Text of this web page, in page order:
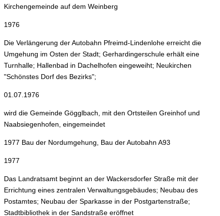
Kirchengemeinde auf dem Weinberg
1976
Die Verlängerung der Autobahn Pfreimd-Lindenlohe erreicht die
Umgehung im Osten der Stadt; Gerhardingerschule erhält eine
Turnhalle; Hallenbad in Dachelhofen eingeweiht; Neukirchen
"Schönstes Dorf des Bezirks";
01.07.1976
wird die Gemeinde Gögglbach, mit den Ortsteilen Greinhof und
Naabsiegenhofen, eingemeindet
1977 Bau der Nordumgehung, Bau der Autobahn A93
1977
Das Landratsamt beginnt an der Wackersdorfer Straße mit der
Errichtung eines zentralen Verwaltungsgebäudes; Neubau des
Postamtes; Neubau der Sparkasse in der Postgartenstraße;
Stadtbibliothek in der Sandstraße eröffnet